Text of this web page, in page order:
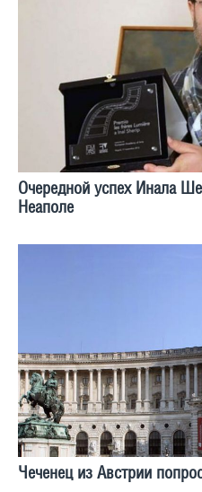
Очередной успех Инала
Неаполе
Чеченец из Австрии